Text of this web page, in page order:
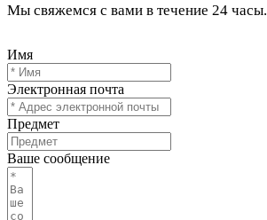
Мы свяжемся с вами в течение 24 часы.
Имя
Электронная почта
Предмет
Ваше сообщение